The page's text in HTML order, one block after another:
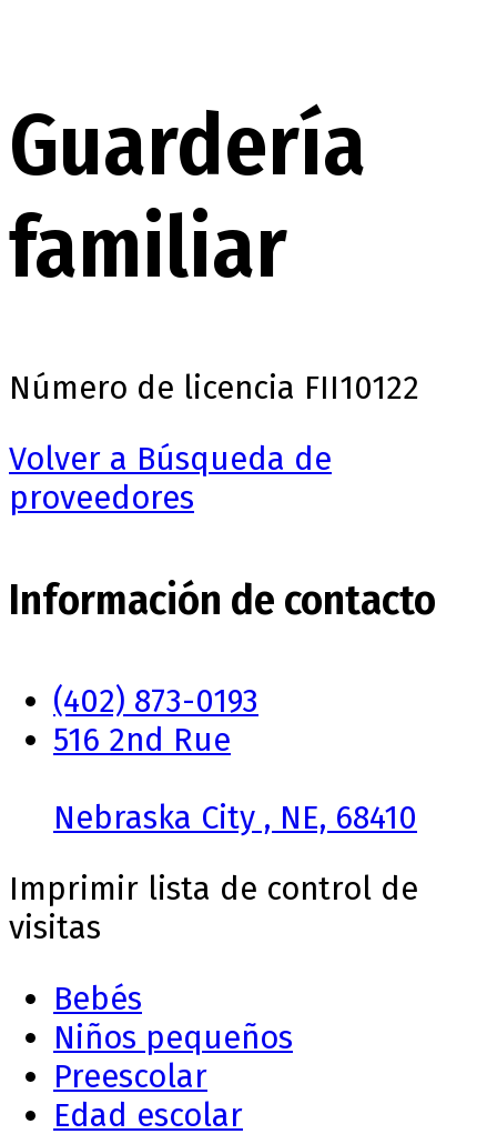
Guardería
familiar
Número de licencia FII10122
Volver a Búsqueda de
proveedores
Información de contacto
(402) 873-0193
516 2nd Rue
Nebraska City , NE, 68410
Imprimir lista de control de
visitas
Bebés
Niños pequeños
Preescolar
Edad escolar